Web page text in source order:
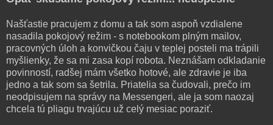
Našťastie pracujem z domu a tak som aspoň vzdialene
nasadila pokojový režim - s notebookom plným mailov,
pracovných úloh a konvičkou čaju v teplej posteli ma trápili
myšlienky, že sa mi zasa kopí robota. Neznášam odkladanie
povinností, radšej mám všetko hotové, ale zdravie je iba
jedno a tak som sa šetrila. Priatelia sa čudovali, prečo im
neodpisujem na správy na Messengeri, ale ja som naozaj
chcela tú pliagu trvajúcu už celý mesiac poraziť.